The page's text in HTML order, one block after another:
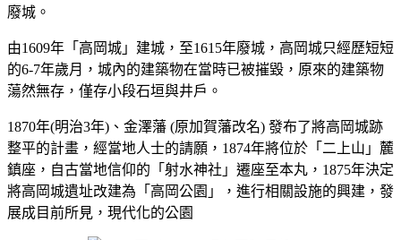
廢城。
由1609年「高岡城」建城，至1615年廢城，高岡城只經歷短短
的6-7年歲月，城內的建築物在當時已被摧毀，原來的建築物
蕩然無存，僅存小段石垣與井戶。
1870年(明治3年)、金澤藩 (原加賀藩改名) 發布了將高岡城跡
整平的計畫，經當地人士的請願，1874年將位於「二上山」麓
鎮座，自古當地信仰的「射水神社」遷座至本丸，1875年決定
將高岡城遺址改建為「高岡公園」，進行相關設施的興建，發
展成目前所見，現代化的公園